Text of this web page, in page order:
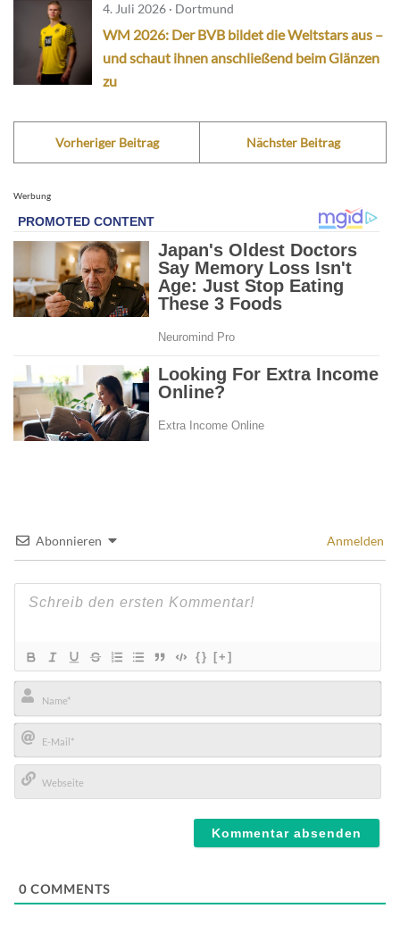
4. Juli 2026 · Dortmund
WM 2026: Der BVB bildet die Weltstars aus –
und schaut ihnen anschließend beim Glänzen
zu
Vorheriger Beitrag Nächster Beitrag
Werbung
Abonnieren Anmelden
{} [+]
Name*
E-
Mail*
0 COMMENTS